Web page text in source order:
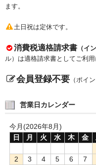
トナー・ドラム交換・修
プリンタ補償
貴社都合返品
動画で分かる
トナー再生の流れ
もっと安い販売店があ
ます。
土日祝は定休です。
消費税適格請求書 （イ
ル）は適格請求書としてご利
会員登録不要 （ポイ
営業日カレンダー
今月(2026年8月)
日
月 火 水 木 金
2
3 4 5 6 7